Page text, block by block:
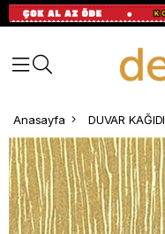
Anasayfa DUVAR KAĞIDI